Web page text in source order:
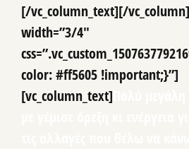
[/vc_column_text][/
width=”3/4″
color: #ff5605 !important;}”]
[vc_column_text]